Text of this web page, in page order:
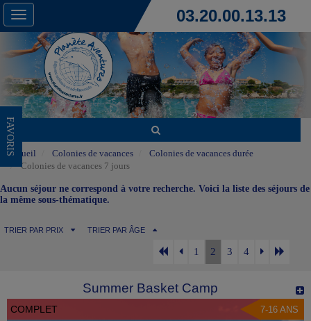
Toggle
navigation
03.20.00.13.13
FAVORIS
Accueil Colonies de vacances
Colonies de vacances durée
Colonies de vacances 7 jours
Aucun séjour ne correspond à votre recherche. Voici la liste des séjours de
la même sous-thématique.
TRIER PAR PRIX TRIER PAR ÂGE
1 2 3 4
Summer Basket Camp
COMPLET 7-16 ANS